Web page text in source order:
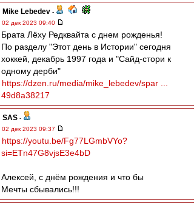
Mike Lebedev -
02 дек 2023 09:40
Брата Лёху Редквайта с днем рожденья!
По разделу "Этот день в Истории" сегодня
хоккей, декабрь 1997 года и "Сайд-стори к
одному дерби"
https://dzen.ru/media/mike_lebedev/spar ...
49d8a38217
SAS -
02 дек 2023 09:37
https://youtu.be/Fg77LGmbVYo?
si=ETn47G8vjsE3e4bD
Алексей, с днём рождения и что бы
Мечты сбывались!!!